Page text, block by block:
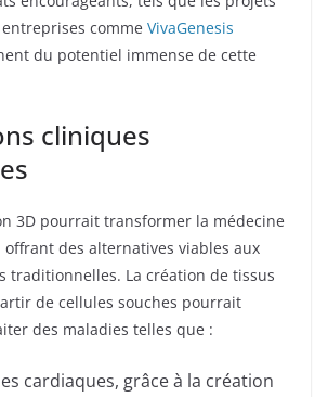
comme VivaGenesis
du potentiel immense de cette
cliniques
3D pourrait transformer la médecine
offrant des alternatives viables aux
traditionnelles. La création de tissus
de cellules souches pourrait
des maladies telles que :
cardiaques, grâce à la création